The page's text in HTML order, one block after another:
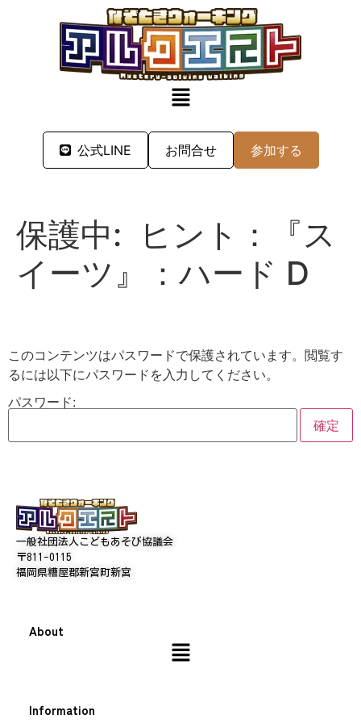
公式LINE お問合せ 参加する
保護中: ヒント：『ス
イーツ』：ハード D
このコンテンツはパスワードで保護されています。閲覧す
るには以下にパスワードを入力してください。
パスワード:
一般社団法人こどもあそび協議会
〒811-0115
福岡県糟屋郡新宮町新宮
About
Information